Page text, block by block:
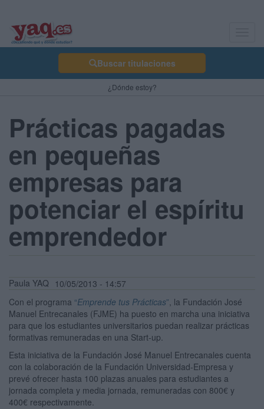
Buscar titulaciones
¿Dónde estoy?
Prácticas pagadas
en pequeñas
empresas para
potenciar el espíritu
emprendedor
Paula YAQ 10/05/2013 - 14:57
Con el programa “Emprende tus Prácticas”, la Fundación José
Manuel Entrecanales (FJME) ha puesto en marcha una iniciativa
para que los estudiantes universitarios puedan realizar prácticas
formativas remuneradas en una Start-up.
Esta iniciativa de la Fundación José Manuel Entrecanales cuenta
con la colaboración de la Fundación Universidad-Empresa y
prevé ofrecer hasta 100 plazas anuales para estudiantes a
jornada completa y media jornada, remuneradas con 800€ y
400€ respectivamente.